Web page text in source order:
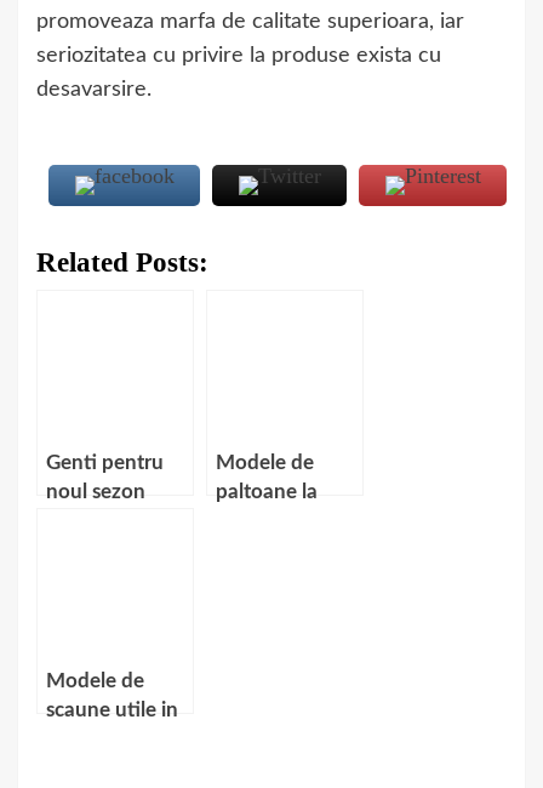
promoveaza marfa de calitate superioara, iar
seriozitatea cu privire la produse exista cu
desavarsire.
Related Posts:
Genti pentru
noul sezon
Modele de
paltoane la
Modele de
scaune utile in